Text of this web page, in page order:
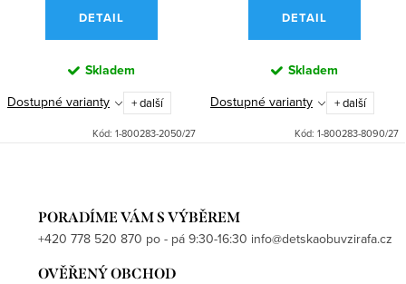
DETAIL
Skladem
Dostupné varianty + další
Kód: 1-800283-2050/27
DETAIL
Skladem
Dostupné varianty + další
Kód: 1-800283-8090/27
PORADÍME VÁM S VÝBĚREM
+420 778 520 870 po - pá 9:30-16:30 info@detskaobuvzirafa.cz
OVĚŘENÝ OBCHOD